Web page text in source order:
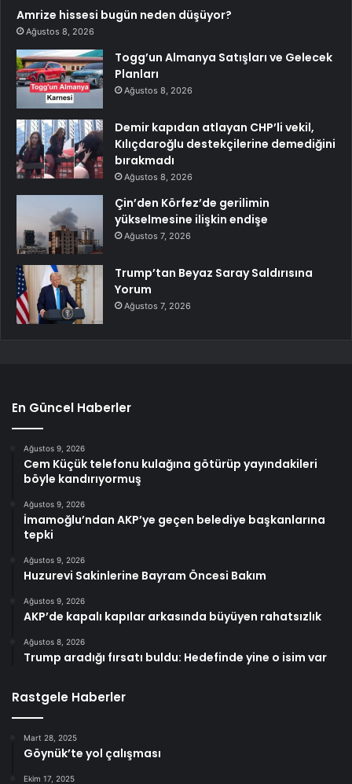
Amrize hissesi bugün neden düşüyor?
Ağustos 8, 2026
Togg’un Almanya Satışları ve Gelecek
Planları
Ağustos 8, 2026
Demir kapıdan atlayan CHP’li vekil,
Kılıçdaroğlu destekçilerine demediğini
bırakmadı
Ağustos 8, 2026
Çin’den Körfez’de gerilimin
yükselmesine ilişkin endişe
Ağustos 7, 2026
Trump’tan Beyaz Saray Saldırısına
Yorum
Ağustos 7, 2026
En Güncel Haberler
Ağustos 9, 2026
Cem Küçük telefonu kulağına götürüp yayındakileri
böyle kandırıyormuş
Ağustos 9, 2026
İmamoğlu’ndan AKP’ye geçen belediye başkanlarına
tepki
Ağustos 9, 2026
Huzurevi Sakinlerine Bayram Öncesi Bakım
Ağustos 9, 2026
AKP’de kapalı kapılar arkasında büyüyen rahatsızlık
Ağustos 8, 2026
Trump aradığı fırsatı buldu: Hedefinde yine o isim var
Rastgele Haberler
Mart 28, 2025
Göynük’te yol çalışması
Ekim 17, 2025